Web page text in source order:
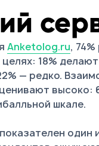
Anketolog.ru,
18%
— редко.
высоко:
шкале.
один